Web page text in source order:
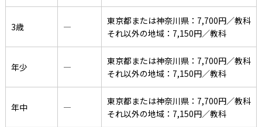
3歳 ―
東京都または神奈川県：7,700円／教科
それ以外の地域：7,150円／教科
年少 ―
東京都または神奈川県：7,700円／教科
それ以外の地域：7,150円／教科
年中 ―
東京都または神奈川県：7,700円／教科
それ以外の地域：7,150円／教科